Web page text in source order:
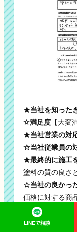
★当社を知った
☆満足度【大変
★当社営業の対
☆当社従業員の
★最終的に施工
塗料の質の良さ
☆当社の良かっ
価格に対する商
た。
予算より高くな
LINEで相談